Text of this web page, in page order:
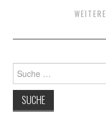
Suche
nach: